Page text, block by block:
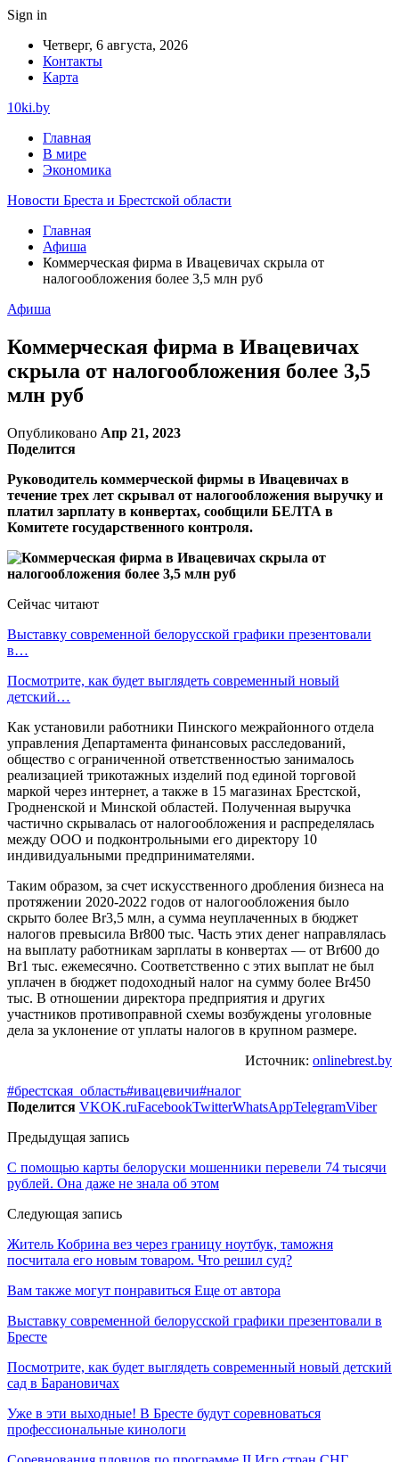
Sign in
Четверг, 6 августа, 2026
Контакты
Карта
10ki.by
Главная
В мире
Экономика
Новости Бреста и Брестской области
Главная
Афиша
Коммерческая фирма в Ивацевичах скрыла от
налогообложения более 3,5 млн руб
Афиша
Коммерческая фирма в Ивацевичах
скрыла от налогообложения более 3,5
млн руб
Опубликовано Апр 21, 2023
Поделится
Руководитель коммерческой фирмы в Ивацевичах в
течение трех лет скрывал от налогообложения выручку и
платил зарплату в конвертах, сообщили БЕЛТА в
Комитете государственного контроля.
Сейчас читают
Выставку современной белорусской графики презентовали
в…
Посмотрите, как будет выглядеть современный новый
детский…
Как установили работники Пинского межрайонного отдела
управления Департамента финансовых расследований,
общество с ограниченной ответственностью занималось
реализацией трикотажных изделий под единой торговой
маркой через интернет, а также в 15 магазинах Брестской,
Гродненской и Минской областей. Полученная выручка
частично скрывалась от налогообложения и распределялась
между ООО и подконтрольными его директору 10
индивидуальными предпринимателями.
Таким образом, за счет искусственного дробления бизнеса на
протяжении 2020-2022 годов от налогообложения было
скрыто более Br3,5 млн, а сумма неуплаченных в бюджет
налогов превысила Br800 тыс. Часть этих денег направлялась
на выплату работникам зарплаты в конвертах — от Br600 до
Br1 тыс. ежемесячно. Соответственно с этих выплат не был
уплачен в бюджет подоходный налог на сумму более Br450
тыс. В отношении директора предприятия и других
участников противоправной схемы возбуждены уголовные
дела за уклонение от уплаты налогов в крупном размере.
Источник: onlinebrest.by
#брестская_область#ивацевичи#налог
Поделится VKOK.ruFacebookTwitterWhatsAppTelegramViber
Предыдущая запись
С помощью карты белоруски мошенники перевели 74 тысячи
рублей. Она даже не знала об этом
Следующая запись
Житель Кобрина вез через границу ноутбук, таможня
посчитала его новым товаром. Что решил суд?
Вам также могут понравиться Еще от автора
Выставку современной белорусской графики презентовали в
Бресте
Посмотрите, как будет выглядеть современный новый детский
сад в Барановичах
Уже в эти выходные! В Бресте будут соревноваться
профессиональные кинологи